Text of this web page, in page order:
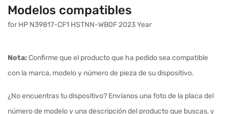
Modelos compatibles
for HP N39817-CF1 HSTNN-WB0F 2023 Year
Nota:Confirme que el producto que ha pedido sea compatible
con la marca, modelo y número de pieza de su dispositivo.
¿No encuentras tu dispositivo? Envíanos una foto de la placa del
número de modelo y una descripción del producto que buscas, y